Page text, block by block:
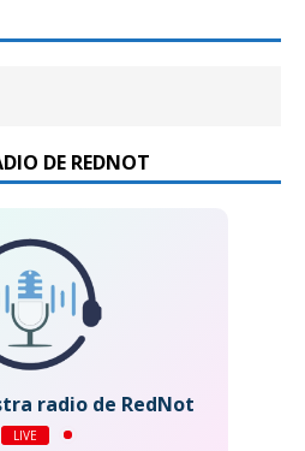
DE REDNOT
radio de RedNot
LIVE